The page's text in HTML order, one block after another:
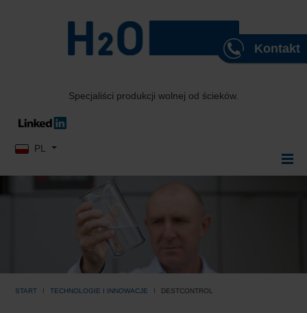
Kontakt
Specjaliści produkcji wolnej od ścieków.
Wybierz swój język
PL
START TECHNOLOGIE I INNOWACJE DESTCONTROL